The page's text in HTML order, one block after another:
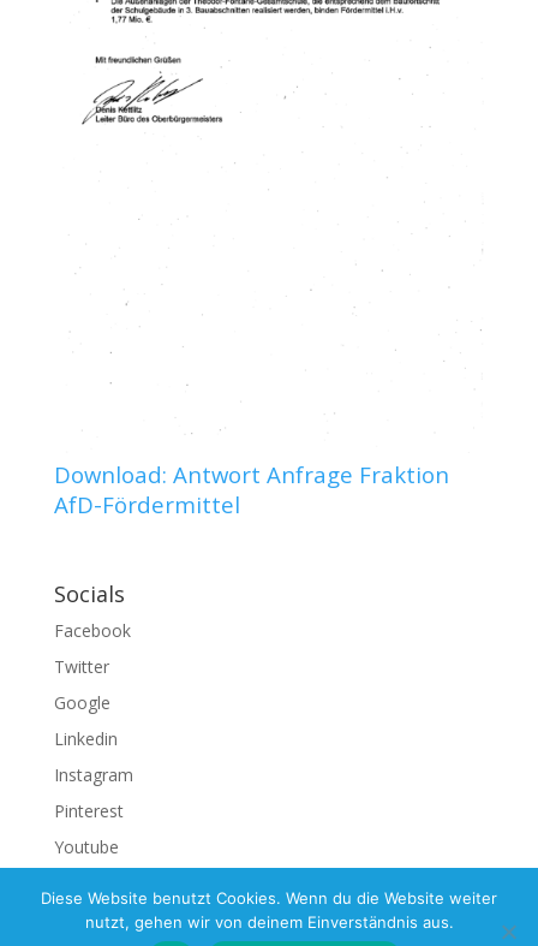
Download: Antwort Anfrage Fraktion
AfD-Fördermittel
Socials
Facebook
Twitter
Google
Linkedin
Instagram
Pinterest
Youtube
Diese Website benutzt Cookies. Wenn du die Website weiter
nutzt, gehen wir von deinem Einverständnis aus.